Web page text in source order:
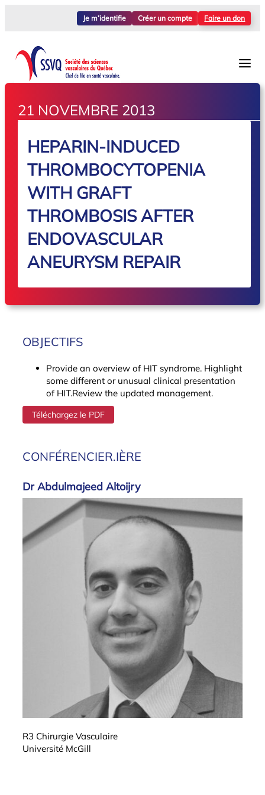
Je m’identifie Créer un compte Faire un don
21 NOVEMBRE 2013
HEPARIN-INDUCED
THROMBOCYTOPENIA
WITH GRAFT
THROMBOSIS AFTER
ENDOVASCULAR
ANEURYSM REPAIR
CONFÉRENCIER.IÈRE
Dr Abdulmajeed Altoijry
R3 Chirurgie Vasculaire
Université McGill
OBJECTIFS
Provide an overview of HIT syndrome. Highlight
some different or unusual clinical presentation
of HIT.Review the updated management.
Téléchargez le PDF